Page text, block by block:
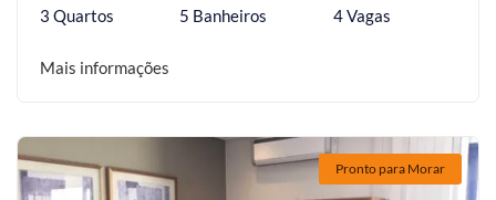
3 Quartos 5 Banheiros 4 Vagas
Mais informações
Pronto para Morar